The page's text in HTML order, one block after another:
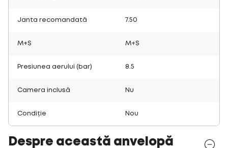
Janta recomandată 7.50
M+S M+S
Presiunea aerului (bar) 8.5
Camera inclusă Nu
Condiție Nou
Despre această anvelopă